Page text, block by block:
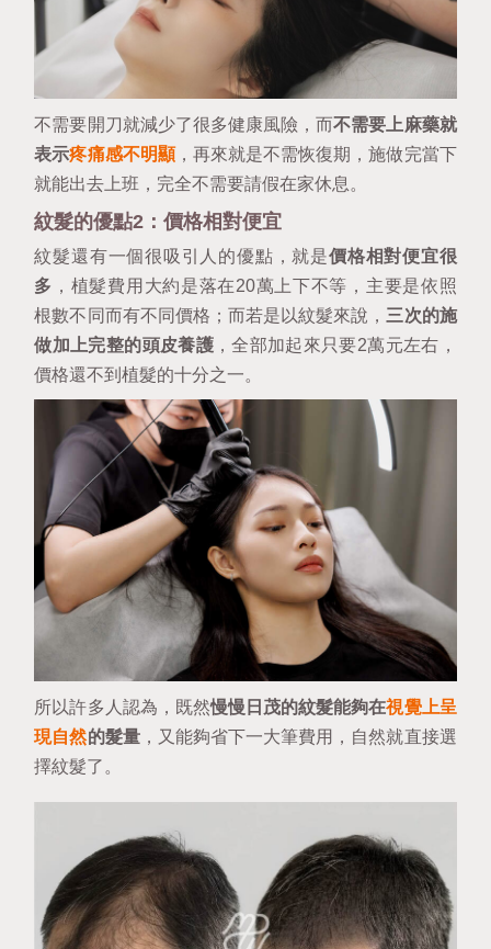
不需要開刀就減少了很多健康風險，而不需要上麻藥就
表示疼痛感不明顯，再來就是不需恢復期，施做完當下
就能出去上班，完全不需要請假在家休息。
紋髮的優點2：價格相對便宜
紋髮還有一個很吸引人的優點，就是價格相對便宜很
多 ，植髮費用大約是落在20萬上下不等，主要是依照
根數不同而有不同價格；而若是以紋髮來說， 三次的施
做加上完整的頭皮養護，全部加起來只要2萬元左右，
價格還不到植髮的十分之一。
所以許多人認為，既然慢慢日茂的紋髮能夠在視覺上呈
現自然的髮量，又能夠省下一大筆費用，自然就直接選
擇紋髮了。